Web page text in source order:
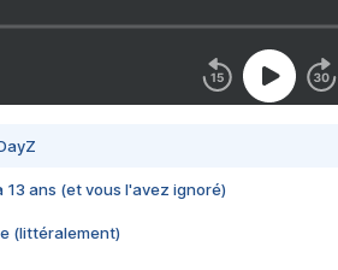
13 ans (et vous l'avez ignoré)
(littéralement)